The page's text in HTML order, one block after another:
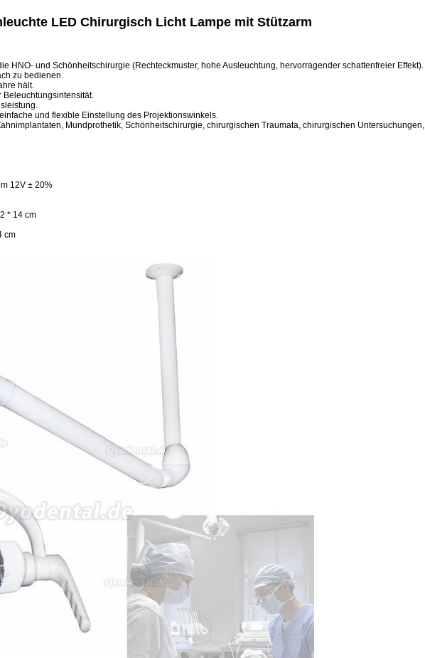
LED Chirurgisch Licht Lampe mit Stützarm
HNO- und Schönheitschirurgie (Rechteckmuster, hohe Ausleuchtung, hervorragender schattenfreier Effekt).
zu bedienen.
hält.
Beleuchtungsintensität.
und flexible Einstellung des Projektionswinkels.
Mundprothetik, Schönheitschirurgie, chirurgischen Traumata, chirurgischen Untersuchungen,
12V ± 20%
* 14 cm
cm